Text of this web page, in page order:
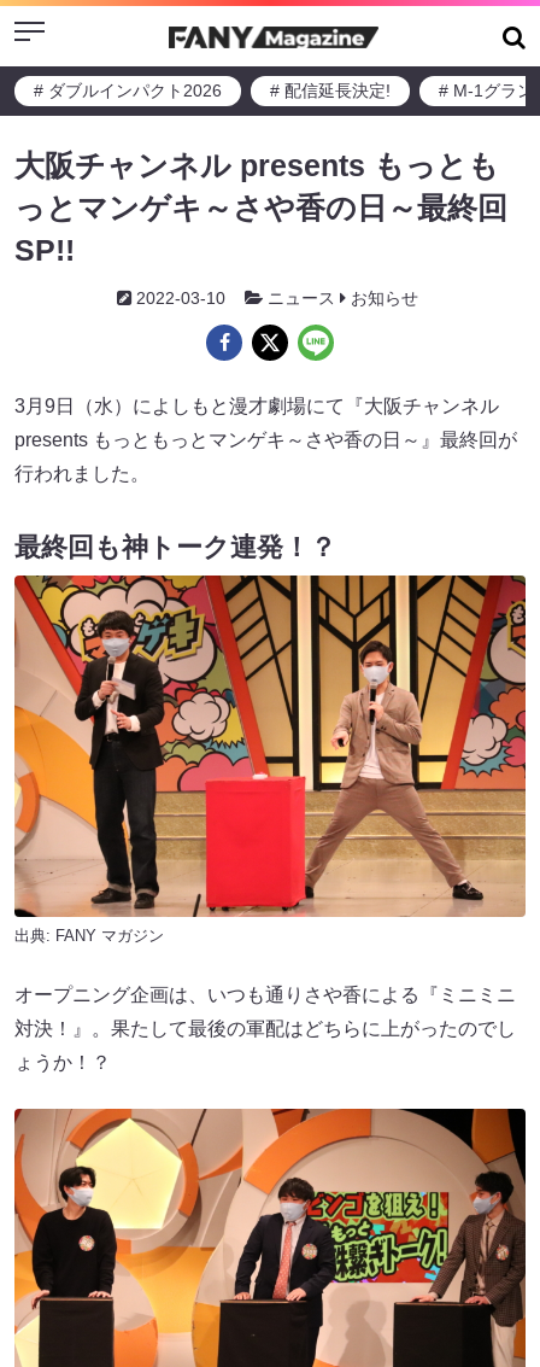
Menu
# ダブルインパクト2026 # 配信延長決定! # M-1グラン
大阪チャンネル presents もっとも
っとマンゲキ～さや香の日～最終回
SP!!
2022-03-10 ニュース お知らせ
3月9日（水）によしもと漫才劇場にて『大阪チャンネル
presents もっともっとマンゲキ～さや香の日～』最終回が
行われました。
最終回も神トーク連発！？
出典: FANY マガジン
オープニング企画は、いつも通りさや香による『ミニミニ
対決！』。果たして最後の軍配はどちらに上がったのでし
ょうか！？